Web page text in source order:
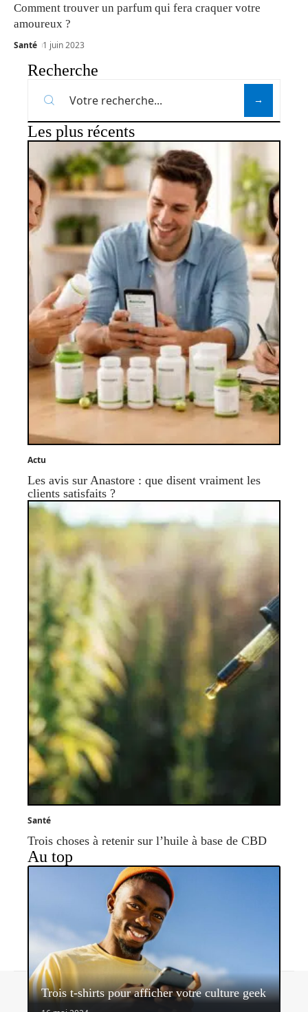
Comment trouver un parfum qui fera craquer votre
amoureux ?
Santé 1 juin 2023
Recherche
Les plus récents
Actu
Les avis sur Anastore : que disent vraiment les
clients satisfaits ?
Santé
Trois choses à retenir sur l’huile à base de CBD
Au top
Trois t-shirts pour afficher votre culture geek
Contact Mentions légales Sitemap